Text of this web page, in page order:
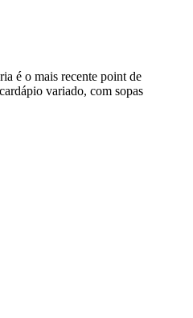
é o mais recente point de
variado, com sopas